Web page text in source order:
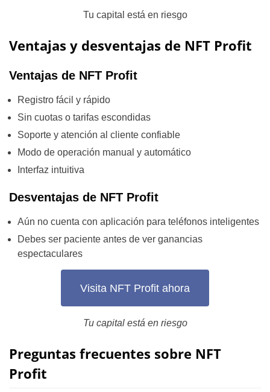
Tu capital está en riesgo
Ventajas y desventajas de NFT Profit
Ventajas de NFT Profit
Registro fácil y rápido
Sin cuotas o tarifas escondidas
Soporte y atención al cliente confiable
Modo de operación manual y automático
Interfaz intuitiva
Desventajas de NFT Profit
Aún no cuenta con aplicación para teléfonos inteligentes
Debes ser paciente antes de ver ganancias
espectaculares
Visita NFT Profit ahora
Tu capital está en riesgo
Preguntas frecuentes sobre NFT
Profit